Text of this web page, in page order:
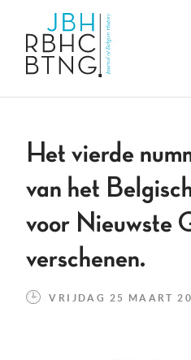
Het vierde
van het
voor Nieuwste
verschenen.
VRIJDAG 25 MAART